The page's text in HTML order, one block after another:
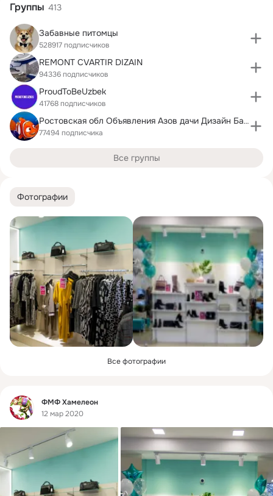
Фотографии
Все фотографии
Фид
ФМФ Хамелеон
12 мар 2020
Группы 413
Забавные питомцы
528917 подписчиков
REMONT CVARTIR DIZAIN
94336 подписчиков
ProudToBeUzbek
41768 подписчиков
Ростовская обл Объявления Азов дачи Дизайн Батайск
77494 подписчика
Все группы